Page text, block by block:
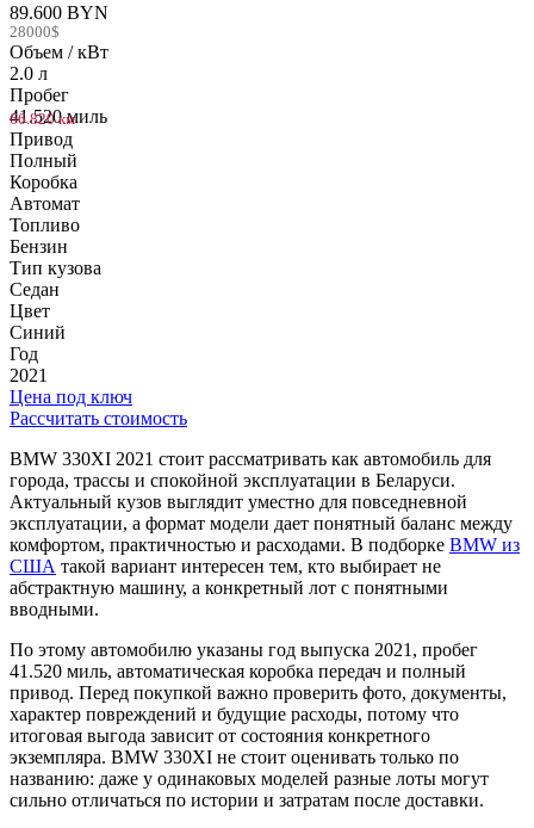
89.600 BYN
28000$
Объем / кВт
2.0 л
Пробег
41.520 миль
66.820 км
Привод
Полный
Коробка
Автомат
Топливо
Бензин
Тип кузова
Седан
Цвет
Синий
Год
2021
Цена под ключ
Рассчитать стоимость
BMW 330XI 2021 стоит рассматривать как автомобиль для
города, трассы и спокойной эксплуатации в Беларуси.
Актуальный кузов выглядит уместно для повседневной
эксплуатации, а формат модели дает понятный баланс между
комфортом, практичностью и расходами. В подборке BMW из
США такой вариант интересен тем, кто выбирает не
абстрактную машину, а конкретный лот с понятными
вводными.
По этому автомобилю указаны год выпуска 2021, пробег
41.520 миль, автоматическая коробка передач и полный
привод. Перед покупкой важно проверить фото, документы,
характер повреждений и будущие расходы, потому что
итоговая выгода зависит от состояния конкретного
экземпляра. BMW 330XI не стоит оценивать только по
названию: даже у одинаковых моделей разные лоты могут
сильно отличаться по истории и затратам после доставки.